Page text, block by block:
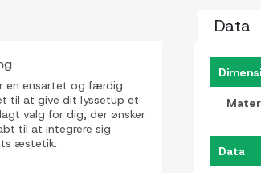
Data
en ensartet og færdig
til at give dit lyssetup et
valg for dig, der ønsker
til at integrere sig
æstetik.
Data